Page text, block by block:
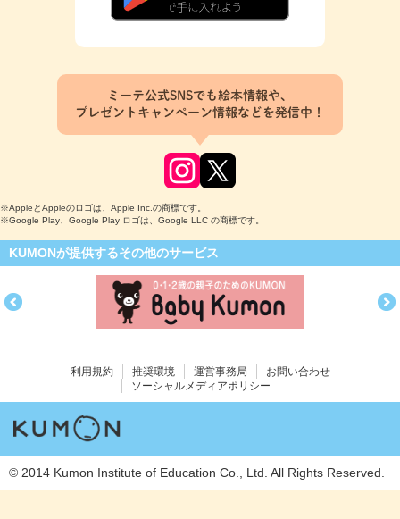
ミーテ公式SNSでも絵本情報や、
プレゼントキャンペーン情報などを発信中！
※AppleとAppleのロゴは、Apple Inc.の商標です。
※Google Play、Google Play ロゴは、Google LLC の商標です。
KUMONが提供するその他のサービス
利用規約 推奨環境 運営事務局
お問い合わせ
ソーシャルメディアポリシー
© 2014 Kumon Institute of Education Co., Ltd. All Rights Reserved.